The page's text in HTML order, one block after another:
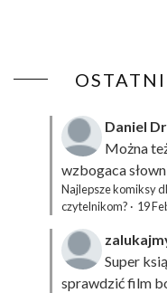
Daniel
Można
wzbogaca
Najlepsze komiksy
czytelnikom? · 19
Super
sprawdzić film